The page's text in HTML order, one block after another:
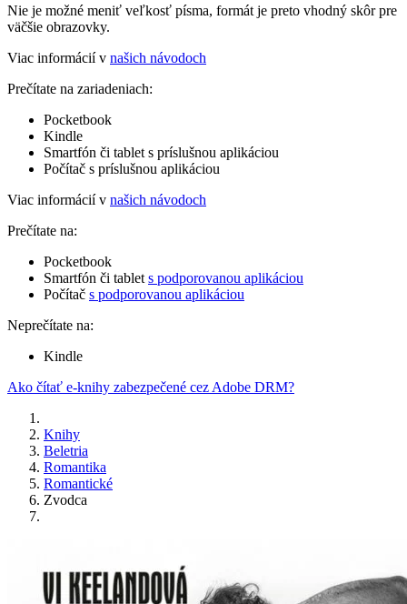
Nie je možné meniť veľkosť písma, formát je preto vhodný skôr pre
väčšie obrazovky.
Viac informácií v našich návodoch
Prečítate na zariadeniach:
Pocketbook
Kindle
Smartfón či tablet s príslušnou aplikáciou
Počítač s príslušnou aplikáciou
Viac informácií v našich návodoch
Prečítate na:
Pocketbook
Smartfón či tablet s podporovanou aplikáciou
Počítač s podporovanou aplikáciou
Neprečítate na:
Kindle
Ako čítať e-knihy zabezpečené cez Adobe DRM?
Knihy
Beletria
Romantika
Romantické
Zvodca